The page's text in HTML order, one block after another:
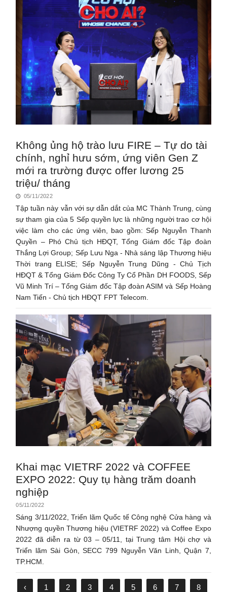
Không ủng hộ trào lưu FIRE – Tự do tài
chính, nghỉ hưu sớm, ứng viên Gen Z
mới ra trường được offer lương 25
triệu/ tháng
05/11/2022
Tập tuần này vẫn với sự dẫn dắt của MC Thành Trung, cùng
sự tham gia của 5 Sếp quyền lực là những người trao cơ hội
việc làm cho các ứng viên, bao gồm: Sếp Nguyễn Thanh
Quyền – Phó Chủ tịch HĐQT, Tổng Giám đốc Tập đoàn
Thắng Lợi Group; Sếp Lưu Nga - Nhà sáng lập Thương hiệu
Thời trang ELISE; Sếp Nguyễn Trung Dũng - Chủ Tịch
HĐQT & Tổng Giám Đốc Công Ty Cổ Phần DH FOODS, Sếp
Vũ Minh Trí – Tổng Giám đốc Tập đoàn ASIM và Sếp Hoàng
Nam Tiến - Chủ tịch HĐQT FPT Telecom.
Khai mạc VIETRF 2022 và COFFEE
EXPO 2022: Quy tụ hàng trăm doanh
nghiệp
05/11/2022
Sáng 3/11/2022, Triển lãm Quốc tế Công nghệ Cửa hàng và
Nhượng quyền Thương hiệu (VIETRF 2022) và Coffee Expo
2022 đã diễn ra từ 03 – 05/11, tại Trung tâm Hội chợ và
Triển lãm Sài Gòn, SECC 799 Nguyễn Văn Linh, Quận 7,
TP.HCM.
‹ 1 2 3 4 5 6 7
8